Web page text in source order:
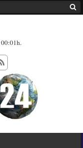
00:01h.